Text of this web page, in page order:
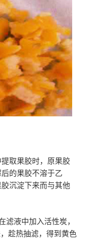
取果胶时，原果胶
的果胶不溶于乙
沉淀下来而与其他
液中加入活性炭，
趁热抽滤，得到黄色